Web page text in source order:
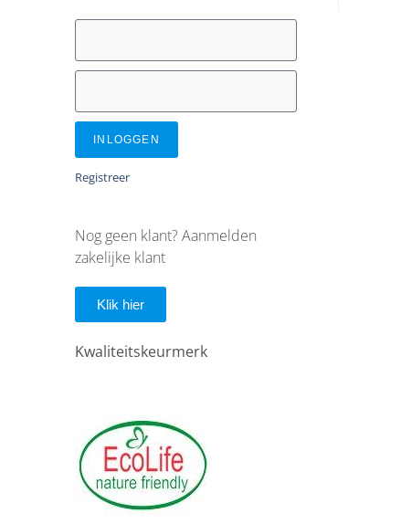
INLOGGEN
Registreer
Nog geen klant? Aanmelden
zakelijke klant
Klik hier
Kwaliteitskeurmerk